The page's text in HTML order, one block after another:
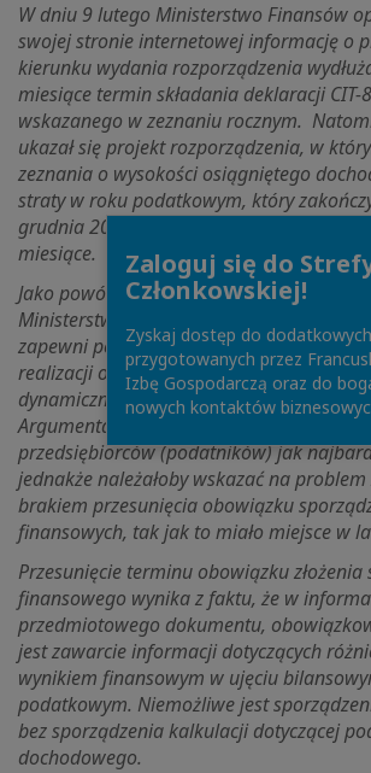
W dniu 9 lutego Ministerstwo Finansów
swojej stronie internetowej informację o
kierunku wydania rozporządzenia
miesiące termin składania deklaracji CIT-
wskazanego w zeznaniu rocznym.
ukazał się projekt rozporządzenia, w
zeznania o wysokości osiągniętego
straty w roku podatkowym, który
grudnia 2022 a 28 lutego 2023 przesuwa
miesiące.
Jako powód przesunięcia terminów
Ministerstwo wskazało, iż późniejszy
zapewni podatnikom większy komfort i
realizacji obowiązków podatkowych, w
dynamicznie zmieniającą się sytuacją
Argumentacja i działania Ministerstwa są
przedsiębiorców (podatników) jak
jednakże należałoby wskazać na
brakiem przesunięcia obowiązku
finansowych, tak jak to miało miejsce w
Przesunięcie terminu obowiązku
finansowego wynika z faktu, że w
przedmiotowego dokumentu,
jest zawarcie informacji dotyczących
wynikiem finansowym w ujęciu
podatkowym. Niemożliwe jest
bez sporządzenia kalkulacji dotyczącej
dochodowego.
Zaloguj się do
Członkowskiej!
Zyskaj dostęp do
przygotowanych przez
Izbę Gospodarczą oraz do
nowych kontaktów